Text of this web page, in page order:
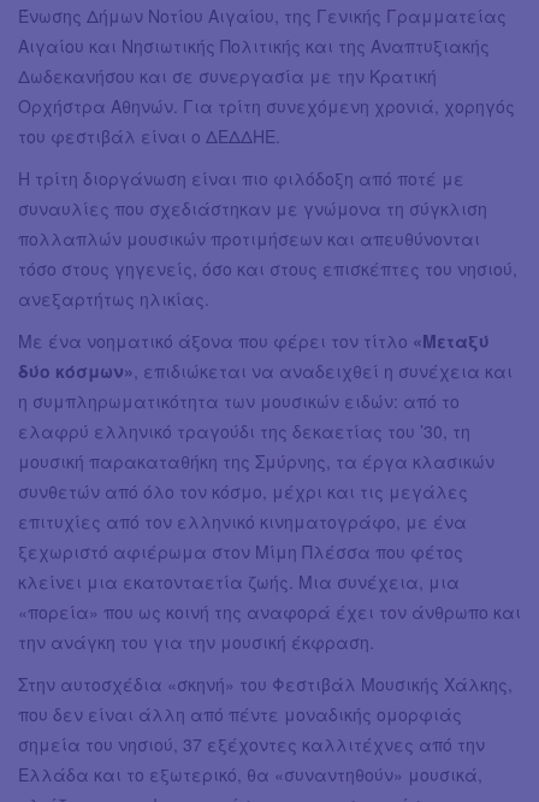
Ένωσης Δήμων Νοτίου Αιγαίου, της Γενικής Γραμματείας
Αιγαίου και Νησιωτικής Πολιτικής και της Αναπτυξιακής
Δωδεκανήσου και σε συνεργασία με την Κρατική
Ορχήστρα Αθηνών. Για τρίτη συνεχόμενη χρονιά, χορηγός
του φεστιβάλ είναι ο ΔΕΔΔΗΕ.
Η τρίτη διοργάνωση είναι πιο φιλόδοξη από ποτέ με
συναυλίες που σχεδιάστηκαν με γνώμονα τη σύγκλιση
πολλαπλών μουσικών προτιμήσεων και απευθύνονται
τόσο στους γηγενείς, όσο και στους επισκέπτες του νησιού,
ανεξαρτήτως ηλικίας.
Με ένα νοηματικό άξονα που φέρει τον τίτλο «Μεταξύ
δύο κόσμων», επιδιώκεται να αναδειχθεί η συνέχεια και
η συμπληρωματικότητα των μουσικών ειδών: από το
ελαφρύ ελληνικό τραγούδι της δεκαετίας του ’30, τη
μουσική παρακαταθήκη της Σμύρνης, τα έργα κλασικών
συνθετών από όλο τον κόσμο, μέχρι και τις μεγάλες
επιτυχίες από τον ελληνικό κινηματογράφο, με ένα
ξεχωριστό αφιέρωμα στον Μίμη Πλέσσα που φέτος
κλείνει μια εκατονταετία ζωής. Μια συνέχεια, μια
«πορεία» που ως κοινή της αναφορά έχει τον άνθρωπο και
την ανάγκη του για την μουσική έκφραση.
Στην αυτοσχέδια «σκηνή» του Φεστιβάλ Μουσικής Χάλκης,
που δεν είναι άλλη από πέντε μοναδικής ομορφιάς
σημεία του νησιού, 37 εξέχοντες καλλιτέχνες από την
Ελλάδα και το εξωτερικό, θα «συναντηθούν» μουσικά,